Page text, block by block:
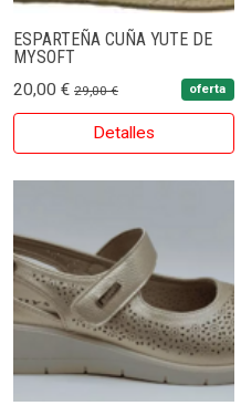
ESPARTEÑA CUÑA YUTE DE
MYSOFT
20,00 € 29,00 € oferta
Detalles